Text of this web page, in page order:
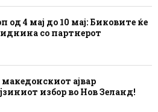
од 4 мај до 10 мај: Биковите ќе
со партнерот
ајвар
избор во Нов Зеланд!